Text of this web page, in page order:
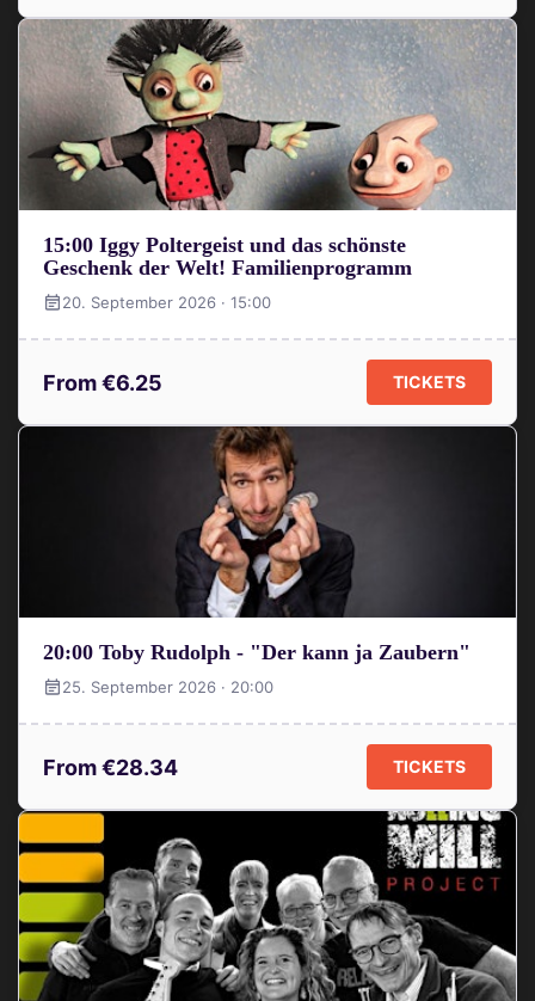
15:00 Iggy Poltergeist und das schönste
Geschenk der Welt! Familienprogramm
20. September 2026 · 15:00
From €6.25 TICKETS
20:00 Toby Rudolph - "Der kann ja Zaubern"
25. September 2026 · 20:00
From €28.34 TICKETS